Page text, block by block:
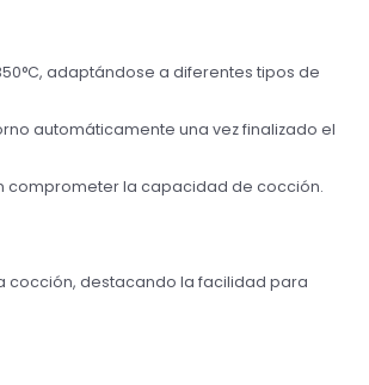
adaptándose a diferentes tipos de
automáticamente una vez finalizado el
comprometer la capacidad de cocción.
cocción, destacando la facilidad para